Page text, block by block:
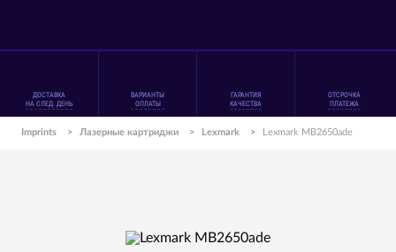
ДОСТАВКА
НА СЛЕД. ДЕНЬ
ВАРИАНТЫ
ОПЛАТЫ
ГАРАНТИЯ
КАЧЕСТВА
ОТСРОЧКА
ПЛАТЕЖА
Imprints > Лазерные картриджи > Lexmark > Lexmark MB2650ade